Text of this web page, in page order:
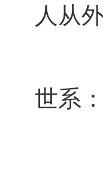
人从
世系